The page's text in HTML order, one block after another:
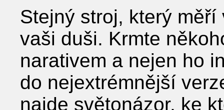
Stejný stroj, který
vaši duši. Krmte
narativem a nejen ho
do nejextrémnější
najde světonázor, ke